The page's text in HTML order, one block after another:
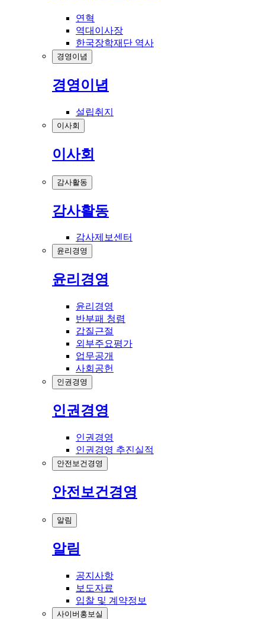
연혁
역대이사장
한국장학재단 역사
경영이념
경영이념
설립취지
이사회
이사회
감사활동
감사활동
감사제보센터
윤리경영
윤리경영
윤리경영
반부패 청렴
갑질근절
외부주요평가
업무공개
사회공헌
인권경영
인권경영
인권경영
인권경영 추진실적
안전보건경영
안전보건경영
알림
알림
공지사항
보도자료
입찰 및 계약정보
사이버홍보실